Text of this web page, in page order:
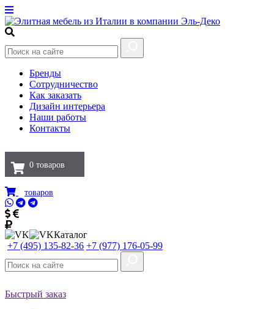
Бренды
Сотрудничество
Как заказать
Дизайн интерьера
Наши работы
Контакты
0 товаров
товаров
Каталог
+7 (495) 135-82-36 +7 (977) 176-05-99
Быстрый заказ